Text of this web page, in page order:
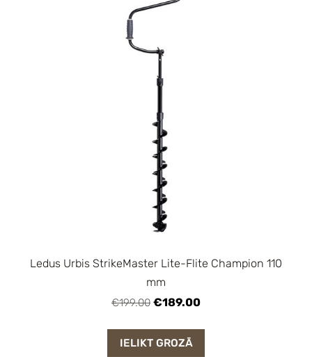
Ledus Urbis StrikeMaster Lite-Flite Champion 110
mm
€199.00 €189.00
IELIKT GROZĀ